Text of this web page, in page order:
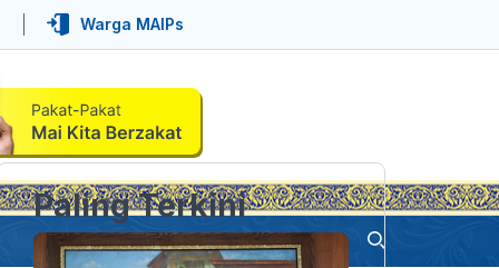
Warga MAIPs
Paling Terkini